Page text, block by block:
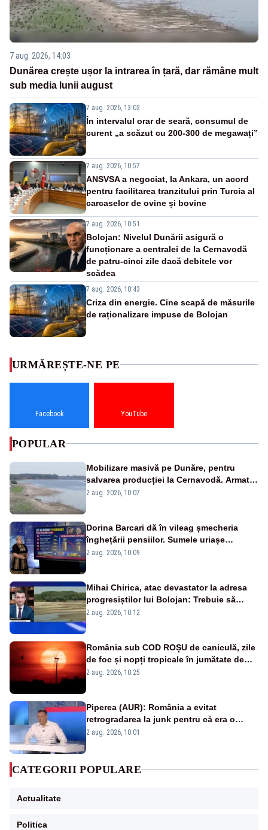
7 aug. 2026, 14:03
Dunărea crește ușor la intrarea în țară, dar rămâne mult
sub media lunii august
7 aug. 2026, 13:02
În intervalul orar de seară, consumul de
curent „a scăzut cu 200-300 de megawați”
7 aug. 2026, 10:57
ANSVSA a negociat, la Ankara, un acord
pentru facilitarea tranzitului prin Turcia al
carcaselor de ovine și bovine
7 aug. 2026, 10:51
Bolojan: Nivelul Dunării asigură o
funcționare a centralei de la Cernavodă
de patru-cinci zile dacă debitele vor
scădea
7 aug. 2026, 10:43
Criza din energie. Cine scapă de măsurile
de raționalizare impuse de Bolojan
URMĂREȘTE-NE PE
Facebook YouTube
POPULAR
Mobilizare masivă pe Dunăre, pentru
salvarea producției la Cernavodă. Armata
va detona o stâncă și va devia apa
2 aug. 2026, 10:07
Dorina Barcari dă în vileag șmecheria
înghețării pensiilor. Sumele uriașe
pierdute de fiecare român
2 aug. 2026, 10:09
Mihai Chirica, atac devastator la adresa
progresiștilor lui Bolojan: Trebuie să
protejăm și natura, dar nu șținem omaneii
2 aug. 2026, 10:12
România sub COD ROȘU de caniculă, zile
de foc și nopți tropicale în jumătate de
țară
2 aug. 2026, 10:25
Piperea (AUR): România a evitat
retrogradarea la junk pentru că era o
catastrofă pentru bănci și fondurile de
2 aug. 2026, 10:01
CATEGORII POPULARE
Actualitate
Politica